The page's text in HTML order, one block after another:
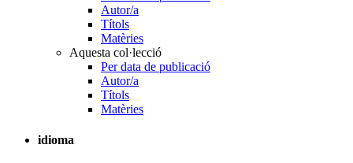
Autor/a
Títols
Matèries
Aquesta col·lecció
Per data de publicació
Autor/a
Títols
Matèries
idioma